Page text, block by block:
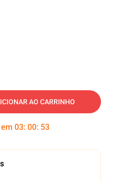
AO CARRINHO
03: 00: 53